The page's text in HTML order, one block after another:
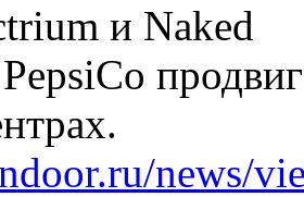
и Naked
news/